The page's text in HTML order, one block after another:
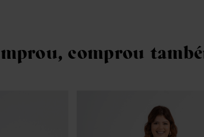
comprou